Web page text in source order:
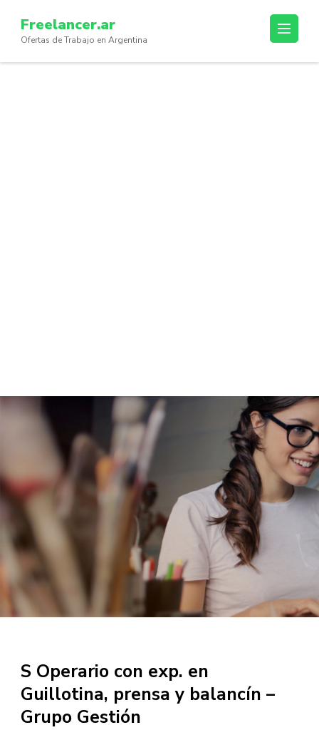
content
(Press
Freelancer.ar
Ofertas de Trabajo en Argentina
S Operario con exp. en
Guillotina, prensa y balancín –
Grupo Gestión